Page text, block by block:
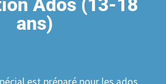
Ados (13-18
ans)
est préparé pour les ados